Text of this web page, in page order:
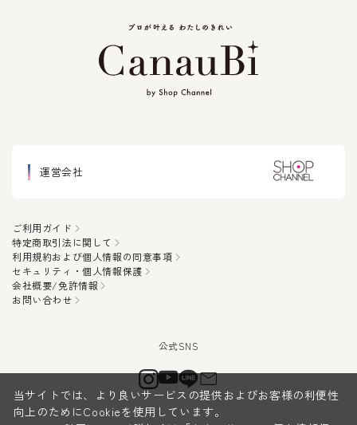
運営会社
ご利用ガイド
特定商取引法に関して
利用規約および個人情報の同意事項
セキュリティ・個人情報保護
会社概要/免許情報
お問い合わせ
当サイトでは、より良いサービスの提供およびお客様の利便性
向上のためにCookieを使用しています。